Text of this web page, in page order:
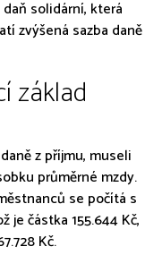
solidární, která
zvýšená sazba daně
základ
z příjmu, museli
průměrné mzdy.
se počítá s
je částka 155.644 Kč,
Kč.